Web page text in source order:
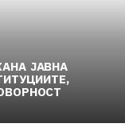
ЈАВНА